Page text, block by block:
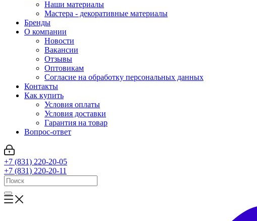
Наши материалы
Мастера - декоративные материалы
Бренды
О компании
Новости
Вакансии
Отзывы
Оптовикам
Cогласие на обработку персональных данных
Контакты
Как купить
Условия оплаты
Условия доставки
Гарантия на товар
Вопрос-ответ
+7 (831) 220-20-05
+7 (831) 220-20-11